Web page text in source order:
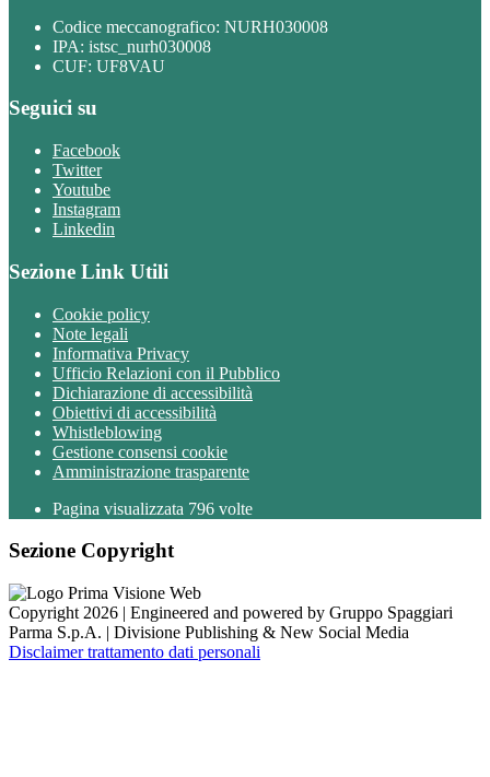
Codice meccanografico: NURH030008
IPA: istsc_nurh030008
CUF: UF8VAU
Seguici su
Facebook
Twitter
Youtube
Instagram
Linkedin
Sezione Link Utili
Cookie policy
Note legali
Informativa Privacy
Ufficio Relazioni con il Pubblico
Dichiarazione di accessibilità
Obiettivi di accessibilità
Whistleblowing
Gestione consensi cookie
Amministrazione trasparente
Pagina visualizzata 796 volte
Sezione Copyright
Copyright 2026 | Engineered and powered by Gruppo Spaggiari
Parma S.p.A. | Divisione Publishing & New Social Media
Disclaimer trattamento dati personali